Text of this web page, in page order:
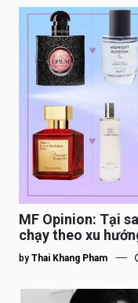
MF Opinion: Tại
chạy theo xu
by Thai Khang Pham